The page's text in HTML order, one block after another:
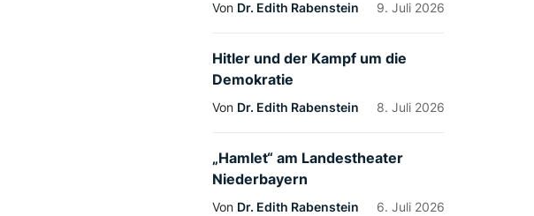
Von Dr. Edith Rabenstein 9. Juli 2026
Hitler und der Kampf um die
Demokratie
Von Dr. Edith Rabenstein 8. Juli 2026
„Hamlet“ am Landestheater
Niederbayern
Von Dr. Edith Rabenstein 6. Juli 2026